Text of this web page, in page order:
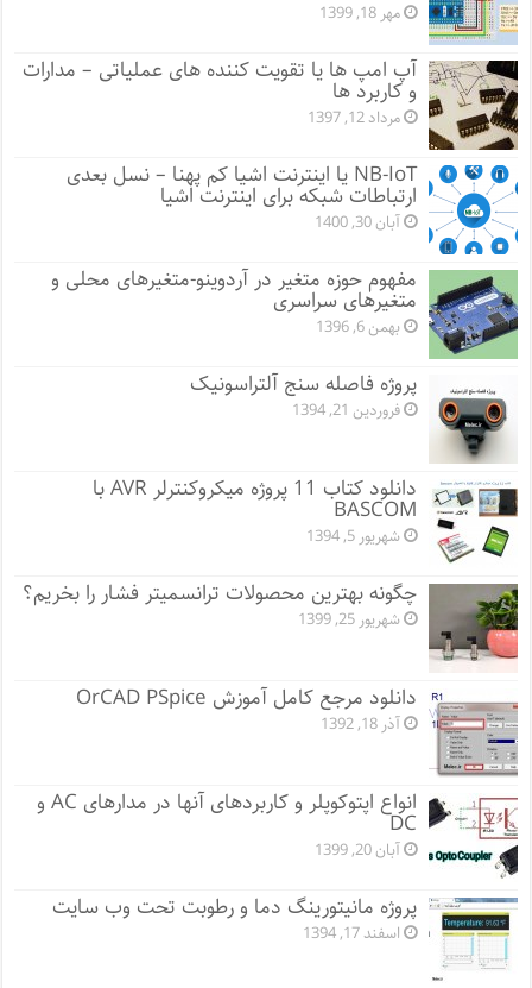
مهر 18, 1399
آپ امپ ها یا تقویت کننده های عملیاتی – مدارات
و کاربرد ها
مرداد 12, 1397
NB-IoT یا اینترنت اشیا کم پهنا – نسل بعدی
ارتباطات شبکه برای اینترنت اشیا
آبان 30, 1400
مفهوم حوزه متغیر در آردوینو-متغیرهای محلی و
متغیرهای سراسری
بهمن 6, 1396
پروژه فاصله سنج آلتراسونیک
فروردین 21, 1394
دانلود کتاب 11 پروژه میکروکنترلر AVR با
BASCOM
شهریور 5, 1394
چگونه بهترین محصولات ترانسمیتر فشار را بخریم؟
شهریور 25, 1399
دانلود مرجع کامل آموزش OrCAD PSpice
آذر 18, 1392
انواع اپتوکوپلر و کاربردهای آنها در مدارهای AC و
DC
آبان 20, 1399
پروژه مانيتورينگ دما و رطوبت تحت وب سایت
اسفند 17, 1394